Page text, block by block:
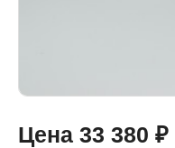
Цена 33 380 ₽